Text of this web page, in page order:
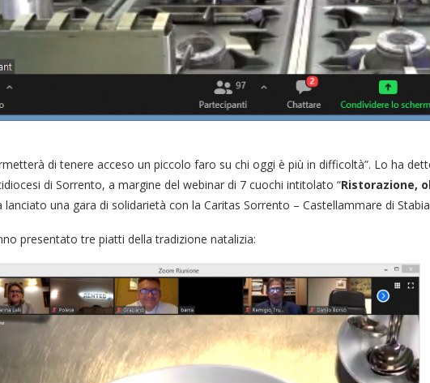
di tenere acceso un piccolo faro su chi oggi è più in difficoltà”. Lo ha
di Sorrento, a margine del webinar di 7 cuochi intitolato “Ristorazione,
lanciato una gara di solidarietà con la Caritas Sorrento – Castellammare di
presentato tre piatti della tradizione natalizia: